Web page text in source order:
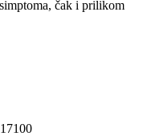
čak i prilikom